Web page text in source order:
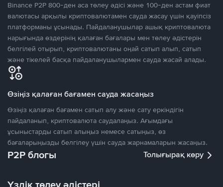
Binance P2P 800-ден аса төлеу әдісі және 100-ден астам фиат
валютасы арқылы криптовалютамен сауда жасау үшін қауіпсіз
платформаны ұсынады. Пайдаланушылар ашық криптовалюта
нарығында өздерінің қалаған бағалары мен төлеу әдістерін
белгілей отырып, криптовалютаны оңай сатып алып, сатып
және тікелей басқа пайдаланушылармен сауда жасай алады.
Өзіңіз қалаған бағамен сауда жасаңыз
Өзіңіз қалаған бағамен сатып алу және сату еркіндігін
пайдаланып, криптовалюта саудалаңыз. Ағымдағы
ұсыныстарды сатып алыңыз немесе сатыңыз, өз
бағаларыңызды белгілеу үшін сауда жарнамаларын жасаңыз.
P2P блогы Толығырақ көру